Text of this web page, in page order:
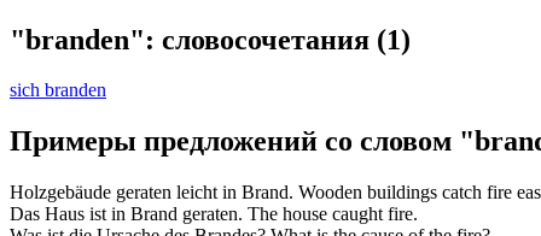
"branden": словосочетания (1)
sich branden
Примеры предложений со словом
Holzgebäude geraten leicht in Brand. Wooden buildings catch fire
Das Haus ist in Brand geraten. The house caught fire.